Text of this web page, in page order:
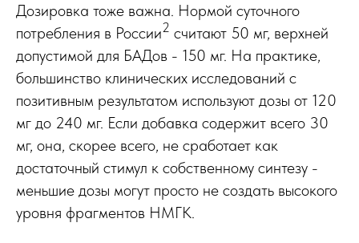
Дозировка тоже важна. Нормой суточного
потребления в России2 считают 50 мг, верхней
допустимой для БАДов - 150 мг. На практике,
большинство клинических исследований с
позитивным результатом используют дозы от 120
мг до 240 мг. Если добавка содержит всего 30
мг, она, скорее всего, не сработает как
достаточный стимул к собственному синтезу -
меньшие дозы могут просто не создать высокого
уровня фрагментов НМГК.